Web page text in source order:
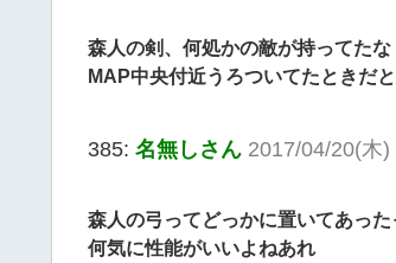
森人の剣、何処かの敵が持ってたな
MAP中央付近うろついてたときだ
385: 名無しさん 2017/04/20(木
森人の弓ってどっかに置いてあった
何気に性能がいいよねあれ